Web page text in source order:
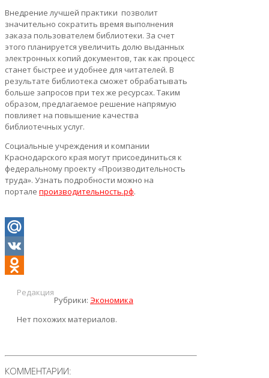
Внедрение лучшей практики позволит
значительно сократить время выполнения
заказа пользователем библиотеки. За счет
этого планируется увеличить долю выданных
электронных копий документов, так как процесс
станет быстрее и удобнее для читателей. В
результате библиотека сможет обрабатывать
больше запросов при тех же ресурсах. Таким
образом, предлагаемое решение напрямую
повлияет на повышение качества
библиотечных услуг.
Социальные учреждения и компании
Краснодарского края могут присоединиться к
федеральному проекту «Производительность
труда». Узнать подробности можно на
портале производительность.рф.
Mail.Ru
VK
Редакция
Рубрики: Экономика
Нет похожих материалов.
КОММЕНТАРИИ: